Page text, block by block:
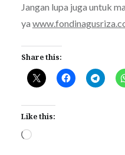
Jangan lupa juga untuk
ya
Share this:
Like this:
Loading…